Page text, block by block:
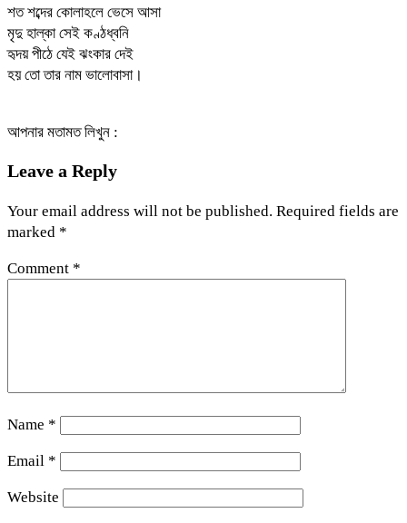
শত শব্দের কোলাহলে ভেসে আসা
মৃদু হাল্কা সেই কণ্ঠধ্বনি
হৃদয় পীঠে যেই ঝংকার দেই
হয় তো তার নাম ভালোবাসা।
আপনার মতামত লিখুন :
Leave a Reply
Your email address will not be published. Required fields are
marked *
Comment *
Name *
Email *
Website